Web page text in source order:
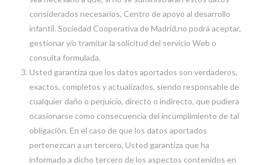
considerados necesarios, Centro de apoyo al desarrollo
infantil. Sociedad Cooperativa de Madrid.no podrá aceptar,
gestionar y/o tramitar la solicitud del servicio Web o
consulta formulada.
Usted garantiza que los datos aportados son verdaderos,
exactos, completos y actualizados, siendo responsable de
cualquier daño o perjuicio, directo o indirecto, que pudiera
ocasionarse como consecuencia del incumplimiento de tal
obligación. En el caso de que los datos aportados
pertenezcan a un tercero, Usted garantiza que ha
informado a dicho tercero de los aspectos contenidos en